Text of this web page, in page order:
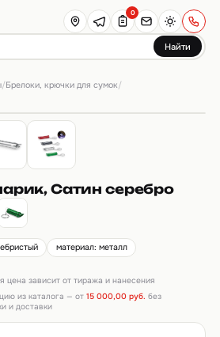
Найти
0
/Брелоки, крючки для сумок/
Сатин серебро
материал: металл
цена зависит от тиража и нанесения
из каталога — от 15 000,00 руб. без
и доставки